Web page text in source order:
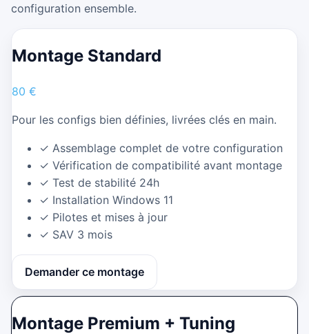
configuration ensemble.
Montage Standard
80 €
Pour les configs bien définies, livrées clés en main.
✓ Assemblage complet de votre configuration
✓ Vérification de compatibilité avant montage
✓ Test de stabilité 24h
✓ Installation Windows 11
✓ Pilotes et mises à jour
✓ SAV 3 mois
Demander ce montage
Montage Premium + Tuning